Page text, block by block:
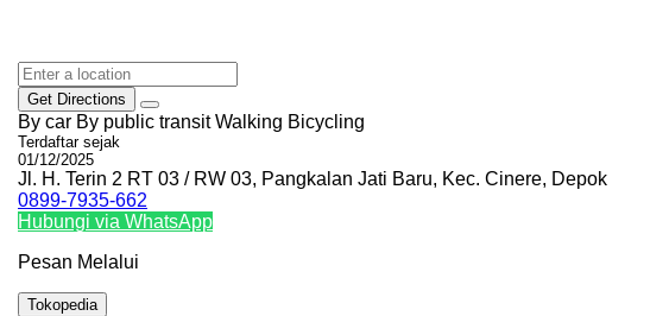
Get Directions
By car By public transit Walking Bicycling
Terdaftar sejak
01/12/2025
Jl. H. Terin 2 RT 03 / RW 03, Pangkalan Jati Baru, Kec. Cinere, Depok
0899-7935-662
Hubungi via WhatsApp
Pesan Melalui
Tokopedia